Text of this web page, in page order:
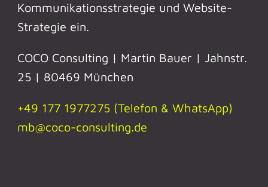
Kommunikationsstrategie und Website-
Strategie ein.
COCO Consulting | Martin Bauer | Jahnstr.
25 | 80469 München
+49 177 1977275 (Telefon & WhatsApp)
mb@coco-consulting.de